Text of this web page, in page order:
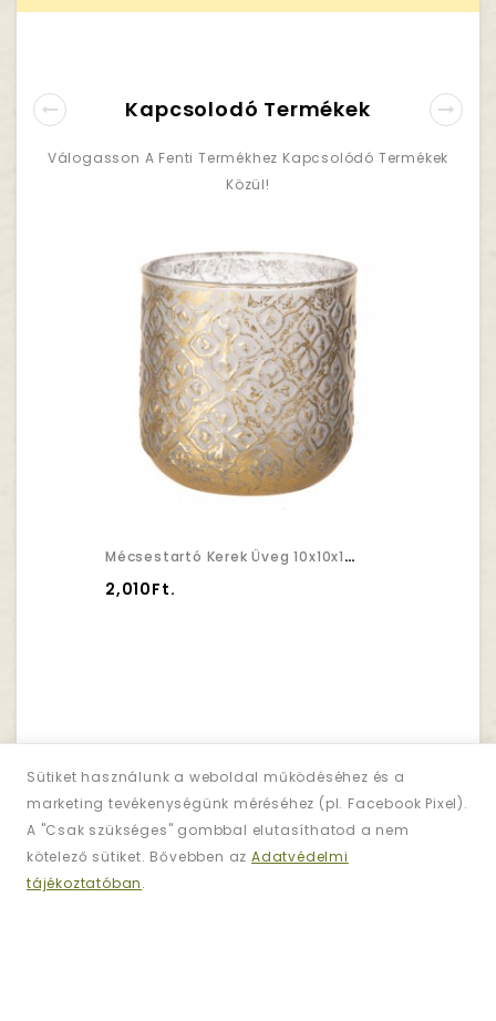
Sütiket használunk a weboldal működéséhez és a
marketing tevékenységünk méréséhez (pl. Facebook Pixel).
A "Csak szükséges" gombbal elutasíthatod a nem
kötelező sütiket. Bővebben az Adatvédelmi
tájékoztatóban.
Kapcsolodó Termékek
Válogasson A Fenti Termékhez Kapcsolódó Termékek
Közül!
Mécsestartó Kerek Üveg 10x10x10,5cm Arany,kék
2,010Ft.
Hírlevél
Iratkozzon Fel!